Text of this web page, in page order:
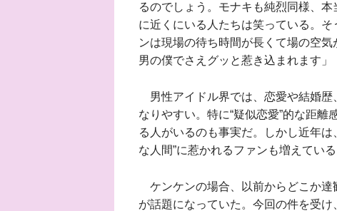
るのでしょう。モナキも純烈同様、
に近くにいる人たちは笑っている。そ
ンは現場の待ち時間が長くて場の空
男の僕でさえグッと惹き込まれます」
男性アイドル界では、恋愛や結婚歴
なりやすい。特に“疑似恋愛”的な距
る人がいるのも事実だ。しかし近年は
な人間”に惹かれるファンも増えている
ケンケンの場合、以前からどこか達
が話題になっていた。今回の件を受け